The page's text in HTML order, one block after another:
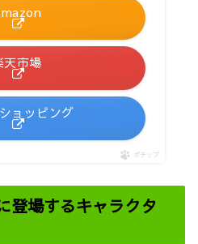
天市場
ョッピング
ポチップ
登場するキャラクタ